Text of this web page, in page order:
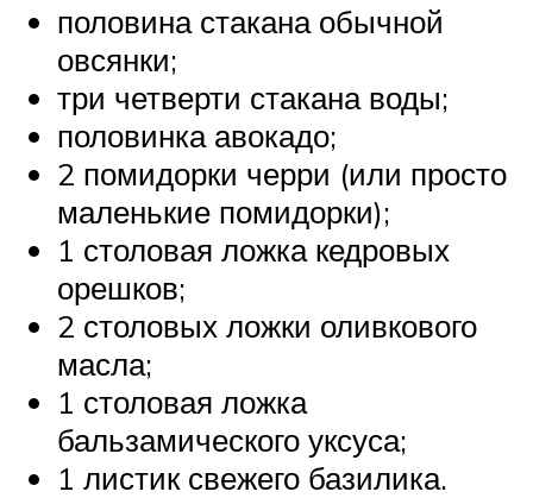
половина стакана обычной
овсянки;
три четверти стакана воды;
половинка авокадо;
2 помидорки черри (или просто
маленькие помидорки);
1 столовая ложка кедровых
орешков;
2 столовых ложки оливкового
масла;
1 столовая ложка
бальзамического уксуса;
1 листик свежего базилика.